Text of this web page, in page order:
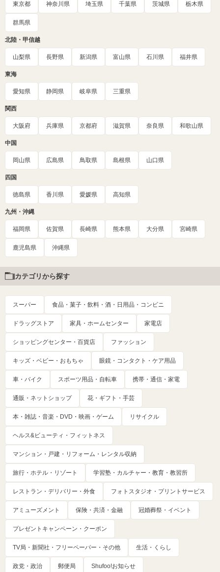
東京都 神奈川県 埼玉県 千葉県 茨城県 栃木県
群馬県
北陸・甲信越
山梨県 長野県 新潟県 富山県 石川県 福井県
東海
愛知県 静岡県 岐阜県 三重県
関西
大阪府 兵庫県 京都府 滋賀県 奈良県 和歌山県
中国
岡山県 広島県 鳥取県 島根県 山口県
四国
徳島県 香川県 愛媛県 高知県
九州・沖縄
福岡県 佐賀県 長崎県 熊本県 大分県 宮崎県
鹿児島県 沖縄県
カテゴリから探す
スーパー 食品・菓子・飲料・酒・日用品・コンビニ
ドラッグストア 家具・ホームセンター 家電店
ショッピングセンター・百貨店 ファッション
キッズ・ベビー・おもちゃ 眼鏡・コンタクト・ケア用品
車・バイク スポーツ用品・自転車 携帯・通信・家電
通販・ネットショップ 花・ギフト・手芸
本・雑誌・音楽・DVD・映画・ゲーム リサイクル
ヘルス&ビューティ・フィットネス
マンション・戸建・リフォーム・レンタル収納
旅行・ホテル・リゾート 学習塾・カルチャー・教育・教習所
レストラン・デリバリー・外食 フォトスタジオ・プリントサービス
アミューズメント 保険・共済・金融 冠婚葬祭・イベント
プレゼントキャンペーン・クーポン
TV局・新聞社・フリーペーパー・その他 生活・くらし
政党・政治 郵便局 Shufoo!お知らせ